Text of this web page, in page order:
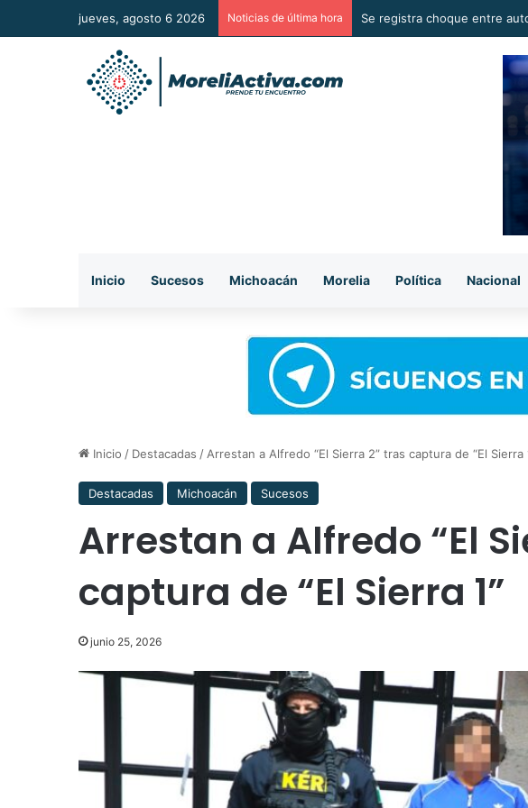
jueves, agosto 6 2026 Noticias de última hora Mezcal michoacano tiene
Inicio Sucesos Michoacán Morelia Política Nacional
Inicio / Destacadas / Arrestan a Alfredo “El Sierra 2” tras captura de “El Sierra
Destacadas Michoacán Sucesos
Arrestan a Alfredo “El
captura de “El Sierra 1”
junio 25, 2026